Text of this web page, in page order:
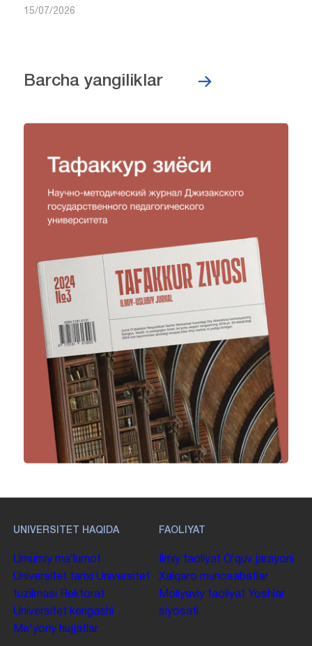
15/07/2026
Barcha yangiliklar
UNIVERSITET HAQIDA
Umumiy maʼlumot
Universitet tarixi Universitet
tuzilmasi
Rektorat
Universitet kengashi
Me'yoriy hujjatlar
FAOLIYAT
Ilmiy faoliyat Oʻquv jarayoni
Xalqaro munosabatlar
Moliyaviy faoliyat Yoshlar
siyosati